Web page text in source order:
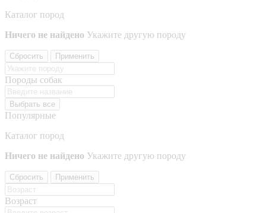
Каталог пород
Ничего не найдено Укажите другую породу
Сбросить Применить
Породы собак
Выбрать все
Популярные
Каталог пород
Ничего не найдено Укажите другую породу
Сбросить Применить
Возраст